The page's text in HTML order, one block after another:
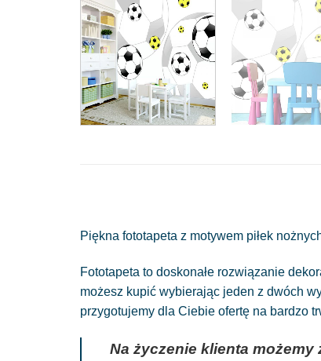
Piękna fototapeta z motywem piłek
Fototapeta to doskonałe rozwiązanie
możesz kupić wybierając jeden z dwóch
przygotujemy dla Ciebie ofertę na bardzo
Na życzenie klienta